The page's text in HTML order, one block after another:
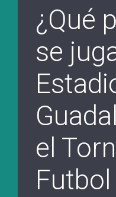
¿Qué
se
el